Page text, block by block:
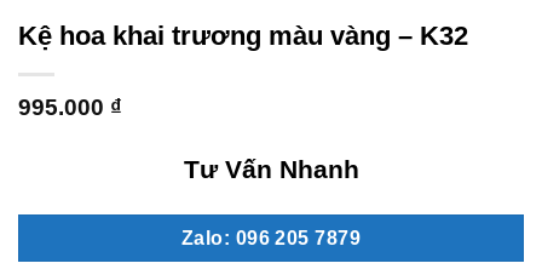
Kệ hoa khai trương màu vàng – K32
995.000 ₫
Tư Vấn Nhanh
Zalo: 096 205 7879